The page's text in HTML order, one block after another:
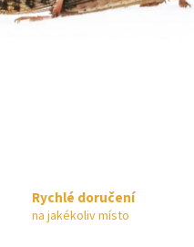
Rychlé doručení
na jakékoliv místo